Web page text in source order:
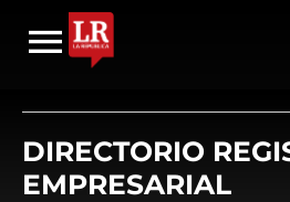
DIRECTORIO
EMPRESARIAL